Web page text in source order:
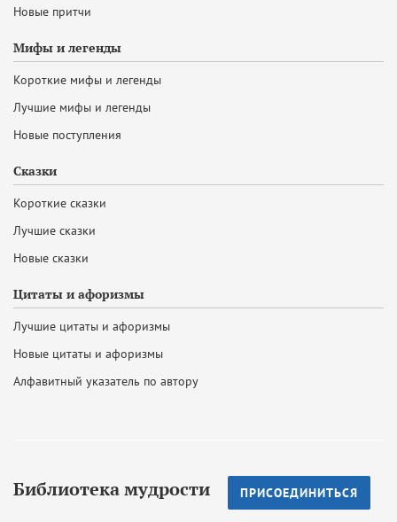
Новые притчи
Мифы и легенды
Короткие мифы и легенды
Лучшие мифы и легенды
Новые поступления
Сказки
Короткие сказки
Лучшие сказки
Новые сказки
Цитаты и афоризмы
Лучшие цитаты и афоризмы
Новые цитаты и афоризмы
Алфавитный указатель по автору
Библиотека мудрости ПРИСОЕДИНИТЬСЯ